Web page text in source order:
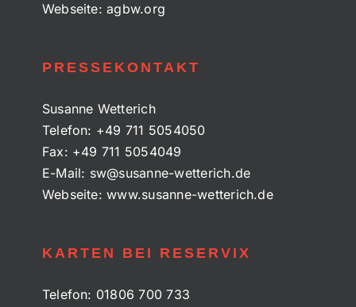
Webseite:agbw.org
PRESSEKONTAKT
Susanne Wetterich
Telefon: +49 711 5054050
Fax: +49 711 5054049
E-Mail: sw@susanne-wetterich.de
Webseite:www.susanne-wetterich.de
KARTEN BEI RESERVIX
Telefon: 01806 700 733